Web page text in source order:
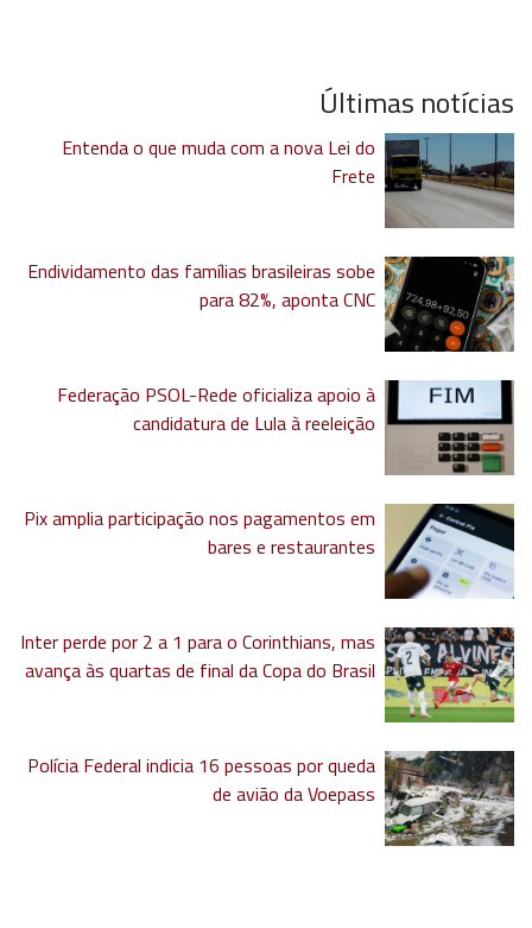
Últimas notícias
Entenda o que muda com a nova Lei do
Frete
Endividamento das famílias brasileiras sobe
para 82%, aponta CNC
Federação PSOL-Rede oficializa apoio à
candidatura de Lula à reeleição
Pix amplia participação nos pagamentos em
bares e restaurantes
Inter perde por 2 a 1 para o Corinthians, mas
avança às quartas de final da Copa do Brasil
Polícia Federal indicia 16 pessoas por queda
de avião da Voepass